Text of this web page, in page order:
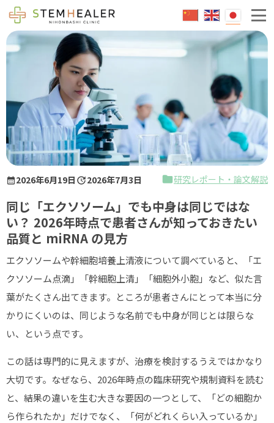
エクソソームとは
脳卒中
糖尿病
不整脈
小児治療
脳性麻痺
急性脳症後遺症
自閉症
健康維持
ストレス緩和
肩こり
睡眠の質
美容・エイジングケア
シミ・しわ
肌荒れ
2026年6月19日 2026年7月3日 研究レポート・論文解説
同じ「エクソソーム」でも中身は同じではな
い？ 2026年時点で患者さんが知っておきたい
品質と miRNA の見方
エクソソームや幹細胞培養上清液について調べていると、「エ
クソソーム点滴」「幹細胞上清」「細胞外小胞」など、似た言
葉がたくさん出てきます。ところが患者さんにとって本当に分
かりにくいのは、同じような名前でも中身が同じとは限らな
い、という点です。
この話は専門的に見えますが、治療を検討するうえではかなり
大切です。なぜなら、2026年時点の臨床研究や規制資料を読む
と、結果の違いを生む大きな要因の一つとして、「どの細胞か
ら作られたか」だけでなく、「何がどれくらい入っているか」